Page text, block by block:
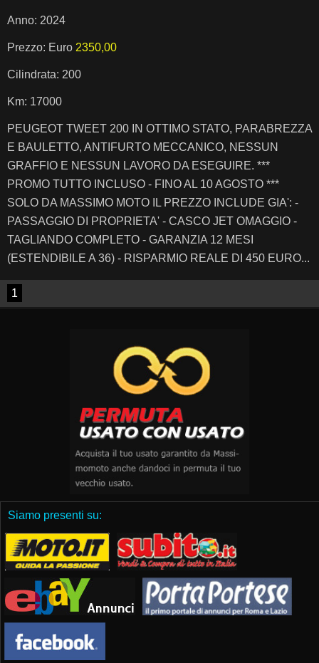
Anno: 2024
Prezzo: Euro 2350,00
Cilindrata: 200
Km: 17000
PEUGEOT TWEET 200 IN OTTIMO STATO, PARABREZZA
E BAULETTO, ANTIFURTO MECCANICO, NESSUN
GRAFFIO E NESSUN LAVORO DA ESEGUIRE. ***
PROMO TUTTO INCLUSO - FINO AL 10 AGOSTO ***
SOLO DA MASSIMO MOTO IL PREZZO INCLUDE GIA': -
PASSAGGIO DI PROPRIETA' - CASCO JET OMAGGIO -
TAGLIANDO COMPLETO - GARANZIA 12 MESI
(ESTENDIBILE A 36) - RISPARMIO REALE DI 450 EURO...
1
Siamo presenti su: